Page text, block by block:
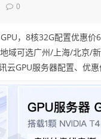
0
，8核32G配置优惠
域可选广州/上海/北京/
GPU服务器配置、优惠